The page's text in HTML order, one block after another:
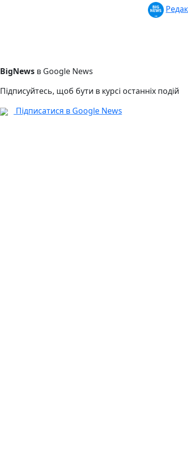
BigNewsв Google News
Підписуйтесь, щоб бути в курсі останніх подій
Підписатися в Google News